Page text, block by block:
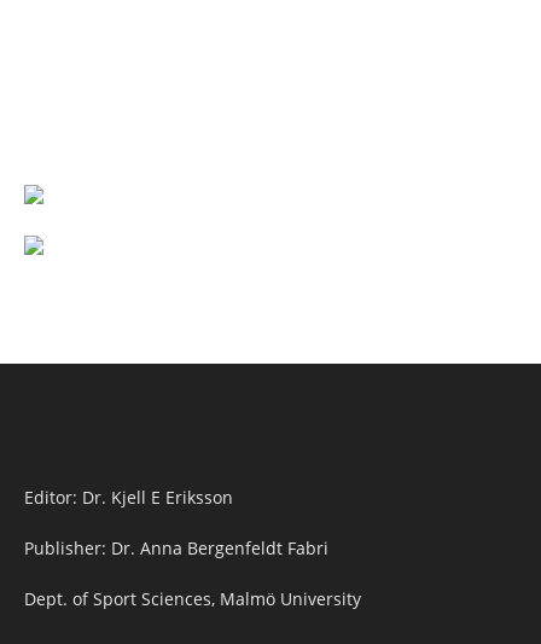
Editor: Dr. Kjell E Eriksson
Publisher: Dr. Anna Bergenfeldt Fabri
Dept. of Sport Sciences, Malmö University